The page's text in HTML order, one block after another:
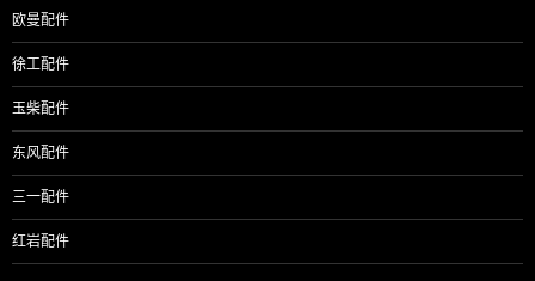
欧曼配件
徐工配件
玉柴配件
东风配件
三一配件
红岩配件